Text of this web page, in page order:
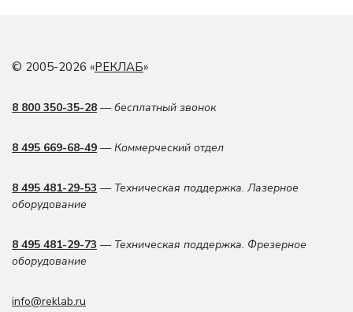
© 2005-2026 «РЕКЛАБ»
8 800 350-35-28 — бесплатный звонок
8 495 669-68-49 — Коммерческий отдел
8 495 481-29-53 — Техническая поддержка. Лазерное
оборудование
8 495 481-29-73 — Техническая поддержка. Фрезерное
оборудование
info@reklab.ru